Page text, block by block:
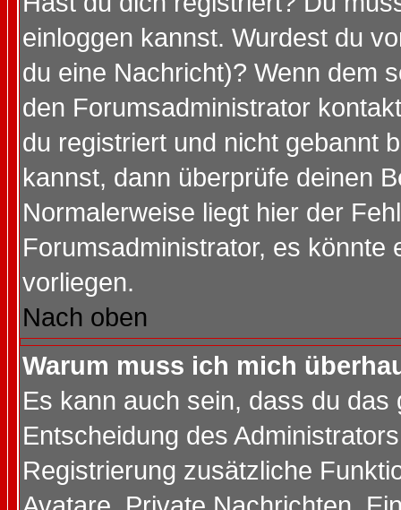
einloggen kannst. Wurdest du
du eine Nachricht)? Wenn dem
den Forumsadministrator
du registriert und nicht gebannt
kannst, dann überprüfe deinen
Normalerweise liegt hier der
Forumsadministrator, es könnte
vorliegen.
Nach oben
Warum muss ich mich
Es kann auch sein, dass du
Entscheidung des
Registrierung zusätzliche